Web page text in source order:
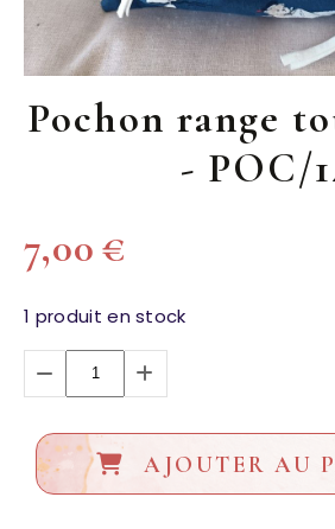
Pochon range
- POC/
7,00€
1 produit en stock
AJOUTER AU